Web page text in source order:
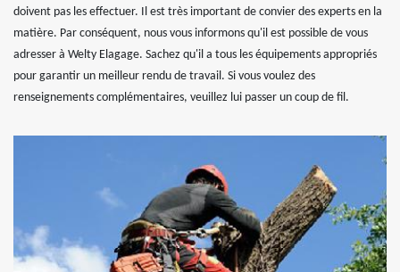
doivent pas les effectuer. Il est très important de convier des experts en la
matière. Par conséquent, nous vous informons qu'il est possible de vous
adresser à Welty Elagage. Sachez qu'il a tous les équipements appropriés
pour garantir un meilleur rendu de travail. Si vous voulez des
renseignements complémentaires, veuillez lui passer un coup de fil.